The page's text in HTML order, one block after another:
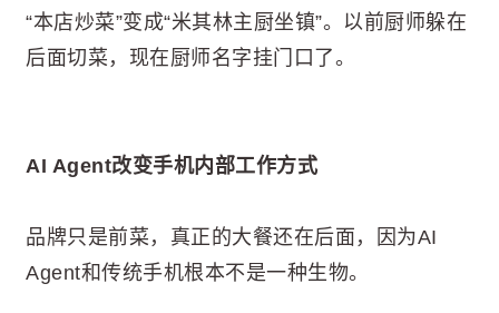
“本店炒菜”变成“米其林主厨坐镇”。以前厨师躲在
后面切菜，现在厨师名字挂门口了。
AI Agent改变手机内部工作方式
品牌只是前菜，真正的大餐还在后面，因为AI
Agent和传统手机根本不是一种生物。